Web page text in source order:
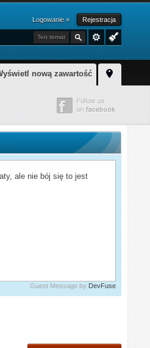
Logowanie » Rejestracja
Ten temat
nową zawartość
ale nie bój się to jest
Guest Message by DevFuse